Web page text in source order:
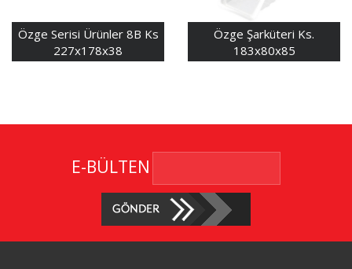
Özge Serisi Ürünler 8B Ks
227x178x38
Özge Şarküteri Ks.
183x80x85
E-BÜLTEN